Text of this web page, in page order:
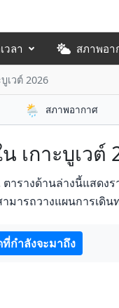
วลา สภาพอา
เวต์ 2026
🌦️ สภาพอากาศ
เกาะบูเวต์
ตารางด้านล่างนี้แสด
ารถวางแผนการเดิน
กำลังจะมาถึง